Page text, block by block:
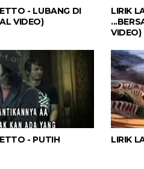
- LUBANG DI
VIDEO)
LIRIK
VIDEO)
- PUTIH LIRIK